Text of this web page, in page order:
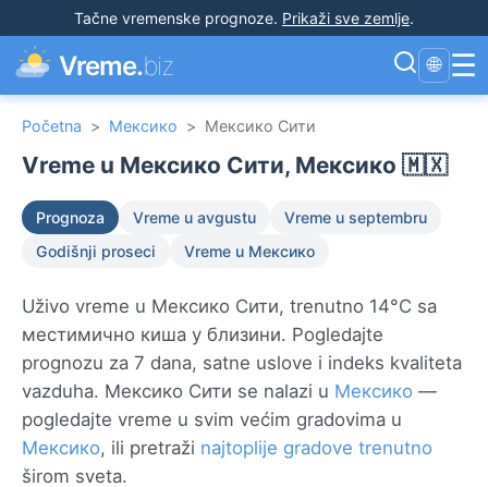
Tačne vremenske prognoze. Prikaži sve zemlje.
Vreme.biz 🌐 ☰
Početna > Мексико > Мексико Сити
Vreme u Мексико Сити, Мексико 🇲🇽
Prognoza Vreme u avgustu
Vreme u septembru
Godišnji proseci
Vreme u Мексико
Uživo vreme u Мексико Сити, trenutno 14°C sa
местимично киша у близини. Pogledajte
prognozu za 7 dana, satne uslove i indeks kvaliteta
vazduha. Мексико Сити se nalazi u Мексико —
pogledajte vreme u svim većim gradovima u
Мексико, ili pretraži najtoplije gradove trenutno
širom sveta.